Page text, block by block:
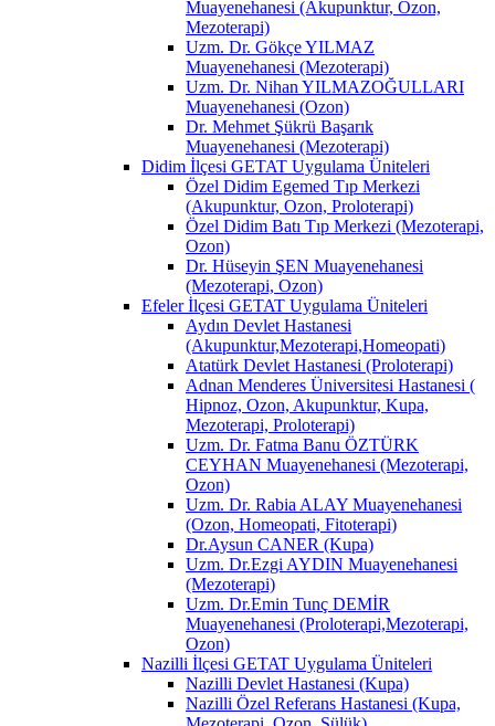
Muayenehanesi (Akupunktur, Ozon,
Mezoterapi)
Uzm. Dr. Gökçe YILMAZ
Muayenehanesi (Mezoterapi)
Uzm. Dr. Nihan YILMAZOĞULLARI
Muayenehanesi (Ozon)
Dr. Mehmet Şükrü Başarık
Muayenehanesi (Mezoterapi)
Didim İlçesi GETAT Uygulama Üniteleri
Özel Didim Egemed Tıp Merkezi
(Akupunktur, Ozon, Proloterapi)
Özel Didim Batı Tıp Merkezi (Mezoterapi,
Ozon)
Dr. Hüseyin ŞEN Muayenehanesi
(Mezoterapi, Ozon)
Efeler İlçesi GETAT Uygulama Üniteleri
Aydın Devlet Hastanesi
(Akupunktur,Mezoterapi,Homeopati)
Atatürk Devlet Hastanesi (Proloterapi)
Adnan Menderes Üniversitesi Hastanesi (
Hipnoz, Ozon, Akupunktur, Kupa,
Mezoterapi, Proloterapi)
Uzm. Dr. Fatma Banu ÖZTÜRK
CEYHAN Muayenehanesi (Mezoterapi,
Ozon)
Uzm. Dr. Rabia ALAY Muayenehanesi
(Ozon, Homeopati, Fitoterapi)
Dr.Aysun CANER (Kupa)
Uzm. Dr.Ezgi AYDIN Muayenehanesi
(Mezoterapi)
Uzm. Dr.Emin Tunç DEMİR
Muayenehanesi (Proloterapi,Mezoterapi,
Ozon)
Nazilli İlçesi GETAT Uygulama Üniteleri
Nazilli Devlet Hastanesi (Kupa)
Nazilli Özel Referans Hastanesi (Kupa,